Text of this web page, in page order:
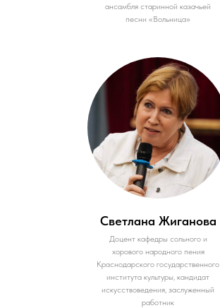
ансамбля старинной казачьей
песни «Вольница»
Светлана Жиганова
Доцент кафедры сольного и
хорового народного пения
Краснодарского государственного
института культуры, кандидат
искусствоведения, заслуженный
работник